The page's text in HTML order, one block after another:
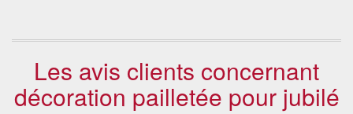
Les avis clients concernant
décoration pailletée pour jubilé